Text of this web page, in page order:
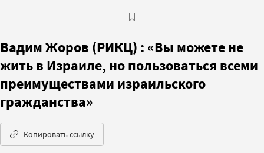
Вадим Жоров (РИКЦ) : «Вы можете не
жить в Израиле, но пользоваться всеми
преимуществами израильского
гражданства»
Копировать ссылку